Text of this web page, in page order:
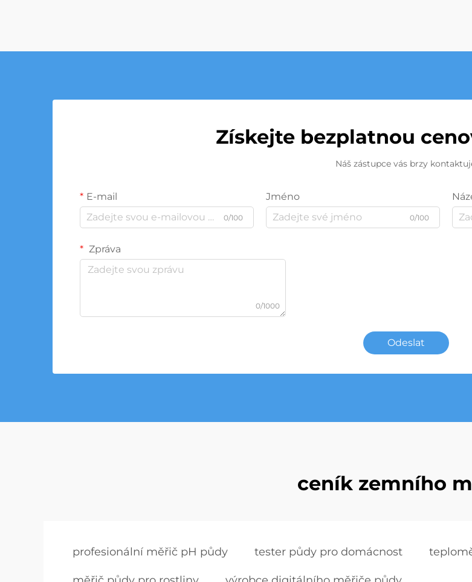
Získejte bezplatnou
Náš zástupce vás brzy
E-mail
0/100
Jméno
0/100
Zpráva
0/1000
Odeslat
ceník zemního
profesionální měřič pH půdy tester půdy pro domácnost